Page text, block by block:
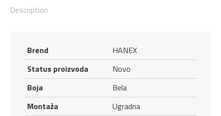
008
170mm
quantity
Description
Brend
HANEX
Status proizvoda
Novo
Boja
Bela
Montaža
Ugradna